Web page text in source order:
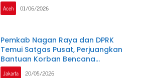
Aceh 01/06/2026
Pemkab Nagan Raya dan DPRK
Temui Satgas Pusat, Perjuangkan
Bantuan Korban Bencana
Hidrometeorologi
Jakarta 20/05/2026